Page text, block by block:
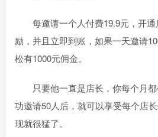
每邀请一个人付费19.9元，开
励，并且立即到账，如果一天邀请
松有1000元佣金。
只要他一直是店长，你每个月
功邀请50人后，就可以享受每个店
现就很猛了。